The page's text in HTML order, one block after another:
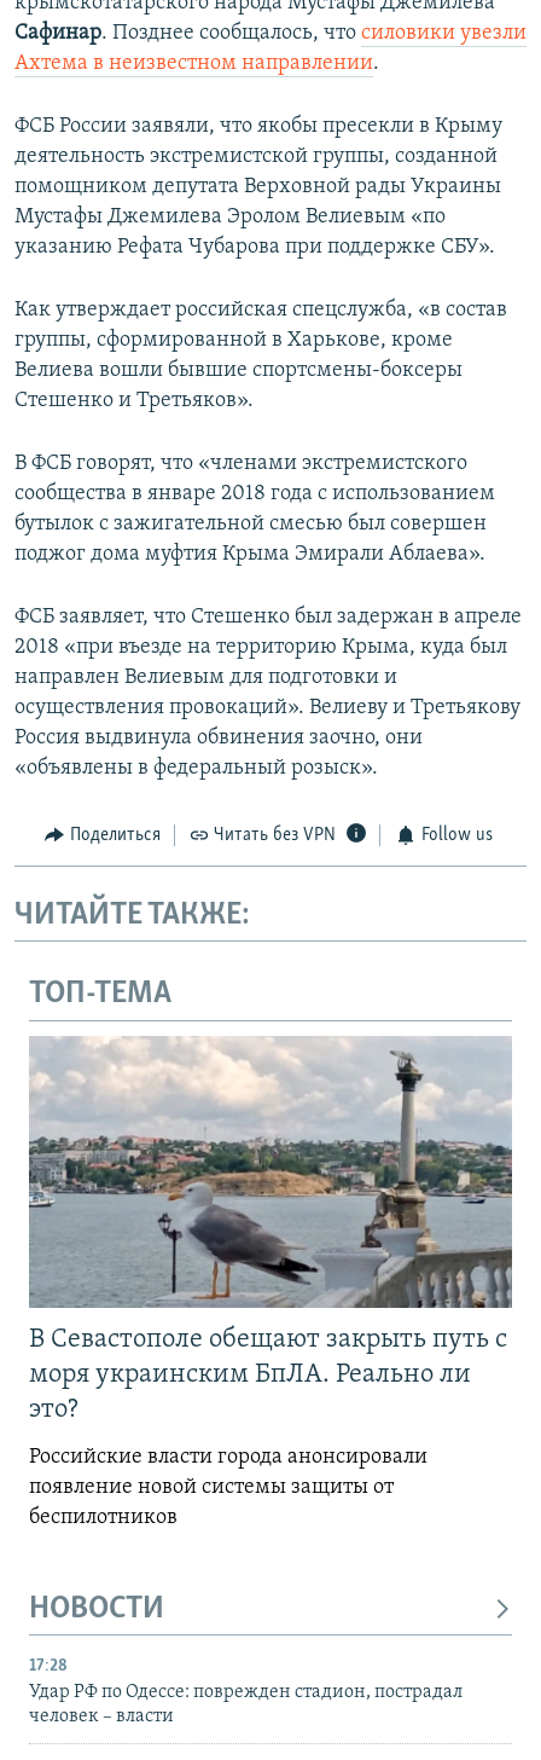
Сафинар. Позднее сообщалось, что силовики увезли
Ахтема в неизвестном направлении.
ФСБ России заявяли, что якобы пресекли в Крыму
деятельность экстремистской группы, созданной
помощником депутата Верховной рады Украины
Мустафы Джемилева Эролом Велиевым «по
указанию Рефата Чубарова при поддержке СБУ».
Как утверждает российская спецслужба, «в состав
группы, сформированной в Харькове, кроме
Велиева вошли бывшие спортсмены-боксеры
Стешенко и Третьяков».
В ФСБ говорят, что «членами экстремистского
сообщества в январе 2018 года с использованием
бутылок с зажигательной смесью был совершен
поджог дома муфтия Крыма Эмирали Аблаева».
ФСБ заявляет, что Стешенко был задержан в апреле
2018 «при въезде на территорию Крыма, куда был
направлен Велиевым для подготовки и
осуществления провокаций». Велиеву и Третьякову
Россия выдвинула обвинения заочно, они
«объявлены в федеральный розыск».
Поделиться Читать без VPN Follow us
ЧИТАЙТЕ ТАКЖЕ:
ТОП-ТЕМА
В Севастополе обещают закрыть путь с
моря украинским БпЛА. Реально ли
это?
Российские власти города анонсировали
появление новой системы защиты от
беспилотников
НОВОСТИ
17:28
Удар РФ по Одессе: поврежден стадион, пострадал
человек – власти